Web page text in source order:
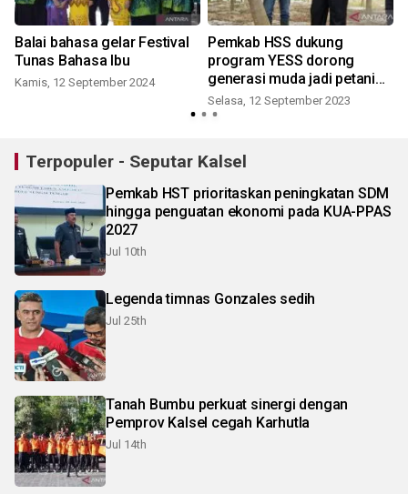
Balai bahasa gelar Festival
Tunas Bahasa Ibu
Kamis, 12 September 2024
Pemkab HSS dukung
program YESS dorong
generasi muda jadi petani
milineal
Selasa, 12 September 2023
Terpopuler - Seputar Kalsel
Pemkab HST prioritaskan peningkatan SDM
hingga penguatan ekonomi pada KUA-PPAS
2027
Jul 10th
Legenda timnas Gonzales sedih
Jul 25th
Tanah Bumbu perkuat sinergi dengan
Pemprov Kalsel cegah Karhutla
Jul 14th